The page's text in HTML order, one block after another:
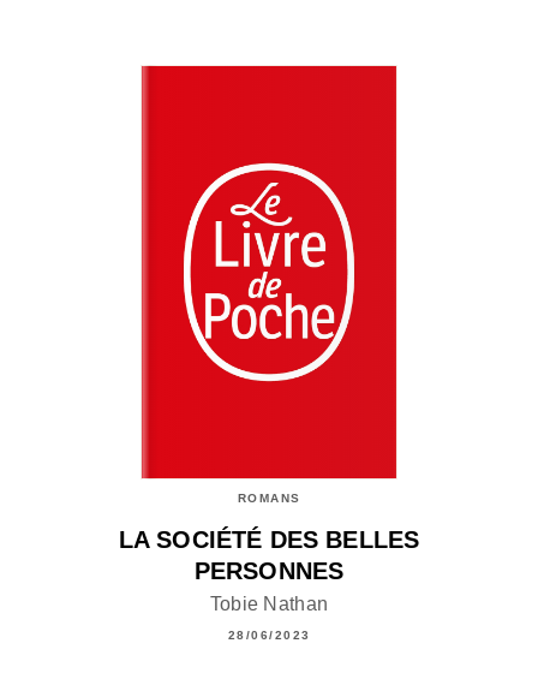
ROMANS
LA SOCIÉTÉ DES BELLES
PERSONNES
Tobie Nathan
28/06/2023